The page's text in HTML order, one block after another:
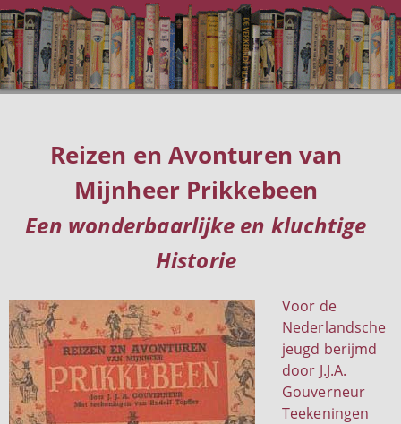
Reizen en Avonturen van
Mijnheer Prikkebeen
Een wonderbaarlijke en kluchtige
Historie
Voor de
Nederlandsche
jeugd berijmd
door J.J.A.
Gouverneur
Teekeningen